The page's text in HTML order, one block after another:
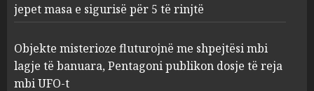
silenciator në Sarandë, jepet
masa e sigurisë për 5 të rinjtë
AUGUST 8, 2026
jepet masa e sigurisë për 5 të rinjtë
Objekte misterioze fluturojnë me shpejtësi mbi
lagje të banuara, Pentagoni publikon dosje të reja
mbi UFO-t